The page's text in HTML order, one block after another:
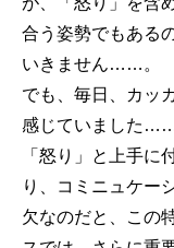
合う姿勢でもある
いきません……。
でも、毎日、カッ
感じていました……
「怒り」と上手に
り、コミニュケー
欠なのだと、この